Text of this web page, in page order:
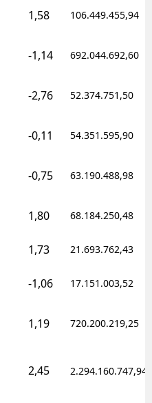
1,58 106.449.455,94
-1,14 692.044.692,60
-2,76 52.374.751,50
-0,11 54.351.595,90
-0,75 63.190.488,98
1,80 68.184.250,48
1,73 21.693.762,43
-1,06 17.151.003,52
1,19 720.200.219,25
2,45 2.294.160.747,94